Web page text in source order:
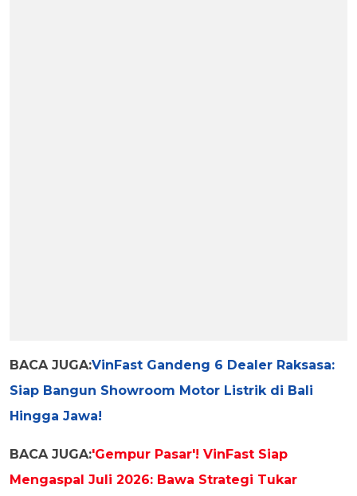
BACA JUGA:VinFast Gandeng 6 Dealer Raksasa:
Siap Bangun Showroom Motor Listrik di Bali
Hingga Jawa!
BACA JUGA:'Gempur Pasar'! VinFast Siap
Mengaspal Juli 2026: Bawa Strategi Tukar